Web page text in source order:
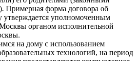
Примерная форма договора об
утверждается уполномоченным
органом исполнительной
на дому с использованием
технологий, на период